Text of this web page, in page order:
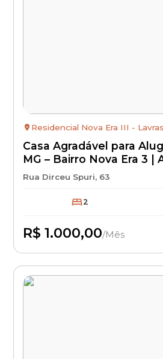
Residencial Nova Era III - Lavras
Casa Agradável para
MG – Bairro Nova Era 3 |
1.000 + IPTU + Seguro
Rua Dirceu Spuri, 63
2
R$ 1.000,00/Mês